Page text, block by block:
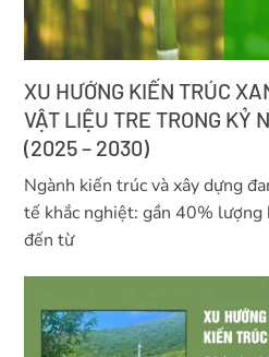
XU HƯỚNG KIẾN TRÚC
VẬT LIỆU TRE TRONG KỶ
(2025 – 2030)
Ngành kiến trúc và xây dựng
tế khắc nghiệt: gần 40% lượng
đến từ